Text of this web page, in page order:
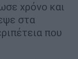
χρόνο και
στα
που